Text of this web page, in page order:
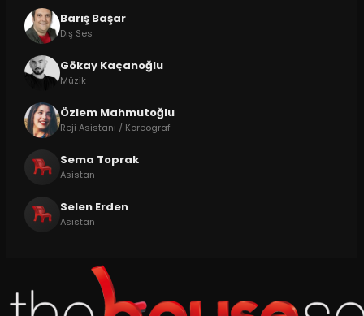
Barış Başar
Dış Ses
Gökay Kaçanoğlu
Müzik
Özlem Mahmutoğlu
Reji Asistanı / Koreograf
Sema Toprak
Asistan
Selen Erden
Asistan